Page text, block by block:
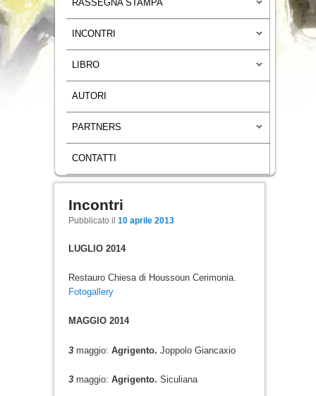
RASSEGNA STAMPA
INCONTRI
LIBRO
AUTORI
PARTNERS
CONTATTI
Navigazione articoli
Incontri
Pubblicato il 10 aprile 2013
LUGLIO 2014
Restauro Chiesa di Houssoun Cerimonia.
Fotogallery
MAGGIO 2014
3 maggio: Agrigento. Joppolo Giancaxio
3 maggio: Agrigento. Siculiana